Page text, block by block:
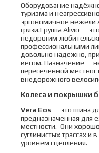
Оборудование
туризма и
эргономичное нежели
грязи.Группа Alivio —
недорогим
профессиональными
довольно надежно,
весом. Назначение —
пересечённой
внедорожного
Колеса и покрышки
Vera Eos — это шина
предназначенная для
местности. Они
суглинистых трассах и
уровнем сцепления.